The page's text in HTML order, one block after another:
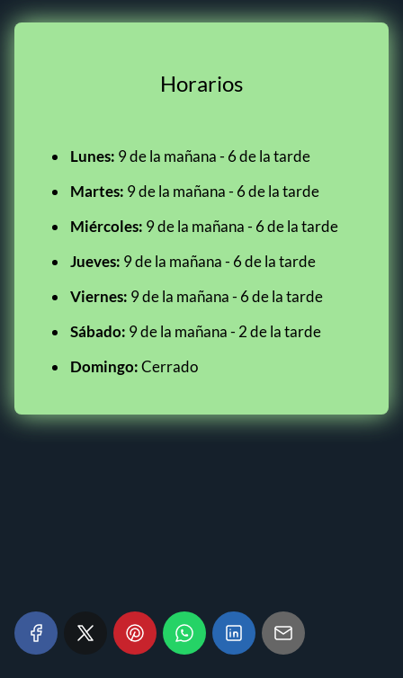
Horarios
Lunes: 9 de la mañana - 6 de la tarde
Martes: 9 de la mañana - 6 de la tarde
Miércoles: 9 de la mañana - 6 de la tarde
Jueves: 9 de la mañana - 6 de la tarde
Viernes: 9 de la mañana - 6 de la tarde
Sábado: 9 de la mañana - 2 de la tarde
Domingo:Cerrado